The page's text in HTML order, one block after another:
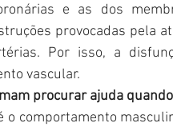
e as dos
provocadas pela
Por isso, a
vascular.
procurar ajuda
o comportamento